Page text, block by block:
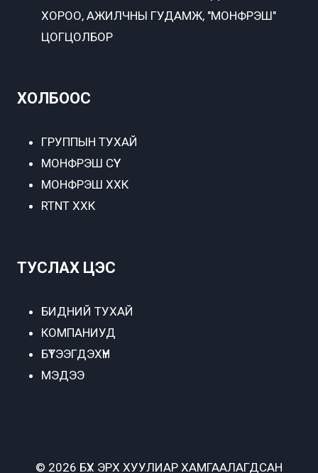
ХОРОО, АЖИЛЧНЫ ГУДАМЖ, "МОНФРЭШ"
ЦОГЦОЛБОР
ХОЛБООС
ГРУППЫН ТУХАЙ
МОНФРЭШ СҮҮ
МОНФРЭШ ХХК
RTNT ХХК
ТУСЛАХ ЦЭС
БИДНИЙ ТУХАЙ
КОМПАНИУД
БҮТЭЭГДЭХҮҮН
МЭДЭЭ
© 2026 БҮХ ЭРХ ХУУЛИАР ХАМГААЛАГДСАН